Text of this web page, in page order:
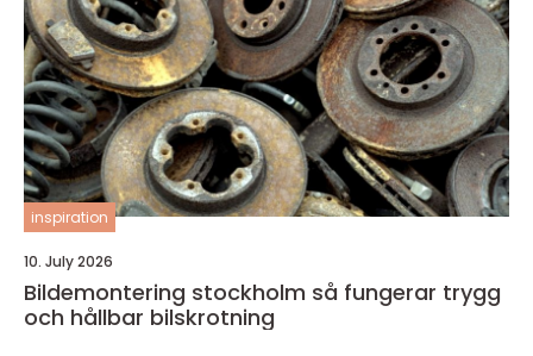
inspiration
10. July 2026
Bildemontering stockholm så fungerar trygg
och hållbar bilskrotning